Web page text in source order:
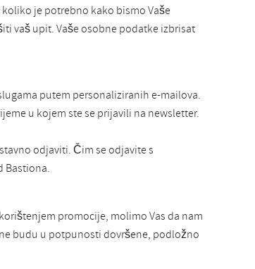
je potrebno kako bismo Vaše
vaš upit. Vaše osobne podatke izbrisat
putem personaliziranih e-mailova.
u kojem ste se prijavili na newsletter.
odjaviti. Čim se odjavite s
Bastiona.
promocije, molimo Vas da nam
budu u potpunosti dovršene, podložno